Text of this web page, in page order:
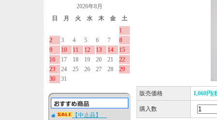
2026年8月
日
月 火 水 木 金
土
1
2
3 4 5 6 7
8
9
10 11 12 13 14
15
16
17 18 19 20 21
22
23
24 25 26 27 28
29
30
31
【中止品】
販売価格 1,060円(
購入数